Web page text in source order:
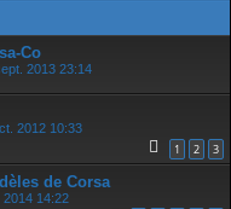
h
r
Co
2013 23:14
2012 10:33
1 2 3
de Corsa
2014 14:22